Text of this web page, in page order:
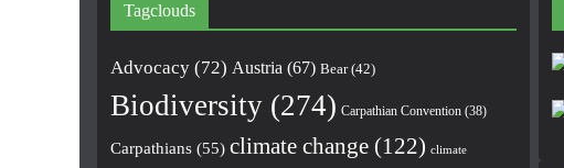
Tagclouds
Advocacy (72) Austria (67) Bear(42)
Biodiversity (274) Carpathian Convention (38)
Carpathians (55) climate change (122) climate